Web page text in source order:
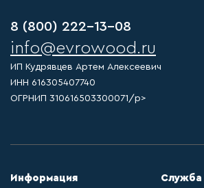
8 (800) 222-13-08
info@evrowood.ru
ИП Кудрявцев Артем Алексеевич
ИНН 616305407740
ОГРНИП 310616503300071/p>
Информация